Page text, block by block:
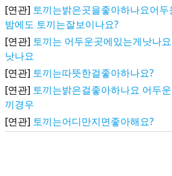
[연관] 토끼는밝은곳을좋아하나요어
밤에도 토끼는잘보이나요?
[연관] 토끼는 어두운곳에있는게낫나
낫나요
[연관] 토끼는따뜻한걸좋아하나요?
[연관] 토끼는밝은걸좋아하나요 어두
끼경우
[연관] 토끼는어디만지면좋아해요?